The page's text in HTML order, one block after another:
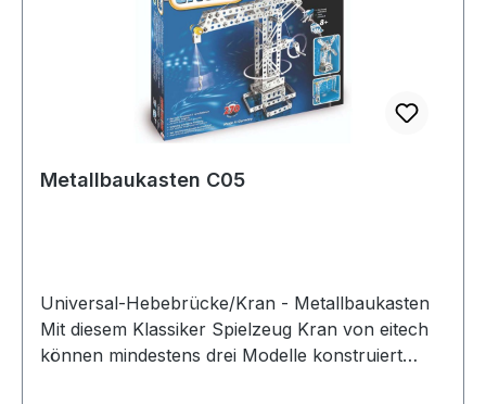
Metallbaukasten C05
Universal-Hebebrücke/Kran - Metallbaukasten
Mit diesem Klassiker Spielzeug Kran von eitech
können mindestens drei Modelle konstruiert